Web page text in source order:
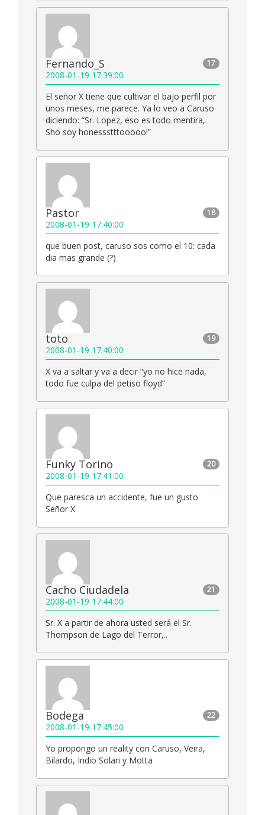
17
Fernando_S
2008-01-19 17:39:00
El señor X tiene que cultivar el bajo perfil por
unos meses, me parece. Ya lo veo a Caruso
diciendo: “Sr. Lopez, eso es todo mentira,
Sho soy honessstttooooo!”
18
Pastor
2008-01-19 17:40:00
que buen post, caruso sos como el 10: cada
dia mas grande (?)
19
toto
2008-01-19 17:40:00
X va a saltar y va a decir “yo no hice nada,
todo fue culpa del petiso floyd”
20
Funky Torino
2008-01-19 17:41:00
Que paresca un accidente, fue un gusto
Señor X
21
Cacho Ciudadela
2008-01-19 17:44:00
Sr. X a partir de ahora usted será el Sr.
Thompson de Lago del Terror,..
22
Bodega
2008-01-19 17:45:00
Yo propongo un reality con Caruso, Veira,
Bilardo, Indio Solari y Motta